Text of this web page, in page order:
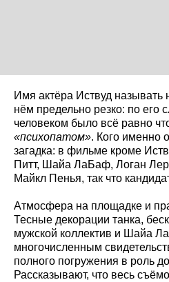
Имя актёра Иствуд называть
нём предельно резко: по его
человеком было всё равно
«психопатом». Кого именно
загадка: в фильме кроме
Питт, Шайа ЛаБаф, Логан
Майкл Пенья, так что
Атмосфера на площадке и
Тесные декорации танка,
мужской коллектив и Шайа
многочисленным
полного погружения в роль
Рассказывают, что весь